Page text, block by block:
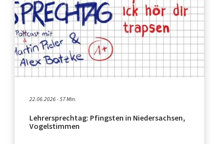
22.06.2026 - 57 Min.
Lehrersprechtag: Pfingsten in Niedersachsen,
Vogelstimmen